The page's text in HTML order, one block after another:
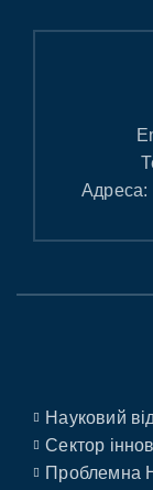
Адреса:
Науковий
Сектор
Проблемна